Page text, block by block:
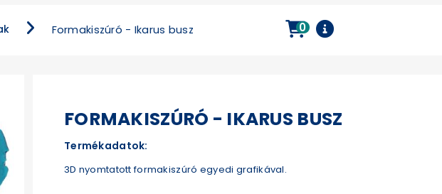
Formakiszúró - Ikarus busz 0
FORMAKISZÚRÓ - IKARUS BUSZ
Termékadatok:
3D nyomtatott formakiszúró egyedi grafikával.